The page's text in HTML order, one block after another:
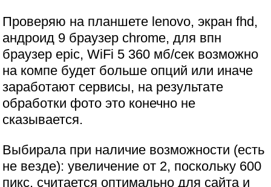
Проверяю на планшете lenovo, экран fhd,
андроид 9 браузер chrome, для впн
браузер epic, WiFi 5 360 мб/сек возможно
на компе будет больше опций или иначе
заработают сервисы, на результате
обработки фото это конечно не
сказывается.
Выбирала при наличие возможности (есть
не везде): увеличение от 2, поскольку 600
пикс. считается оптимально для сайта и